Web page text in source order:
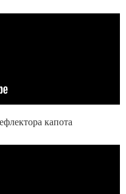
капота